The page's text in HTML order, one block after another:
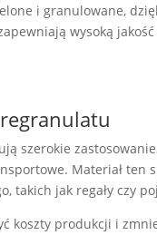
i granulowane,
wysoką
szerokie
Materiał ten
takich jak regały czy
koszty produkcji i